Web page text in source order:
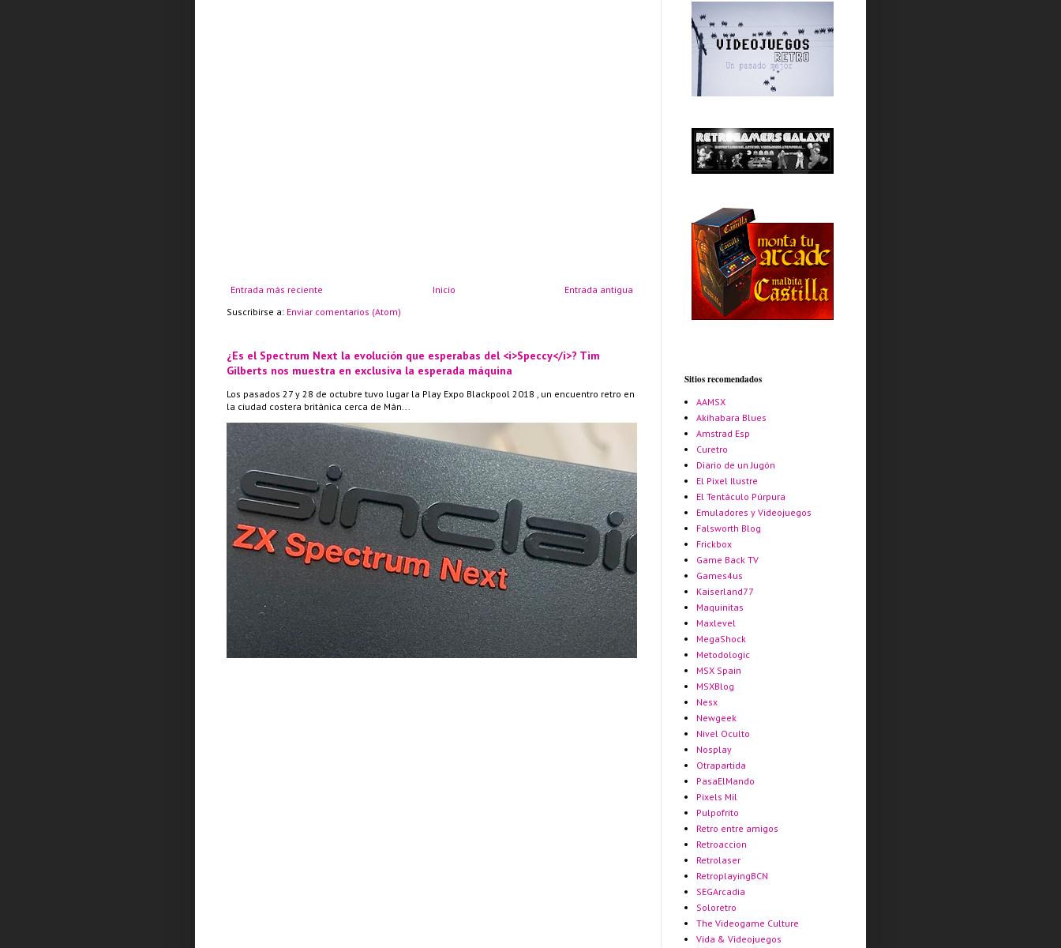
Entrada más reciente Entrada antigua
Inicio
Suscribirse a: Enviar comentarios (Atom)
¿Es el Spectrum Next la evolución que esperabas del <i>Speccy</i>? Tim
Gilberts nos muestra en exclusiva la esperada máquina
Los pasados 27 y 28 de octubre tuvo lugar la Play Expo Blackpool 2018 , un encuentro retro en
la ciudad costera británica cerca de Mán...
Sitios recomendados
AAMSX
Akihabara Blues
Amstrad Esp
Curetro
Diario de un Jugón
El Pixel Ilustre
El Tentáculo Púrpura
Emuladores y Videojuegos
Falsworth Blog
Frickbox
Game Back TV
Games4us
Kaiserland77
Maquinitas
Maxlevel
MegaShock
Metodologic
MSX Spain
MSXBlog
Nesx
Newgeek
Nivel Oculto
Nosplay
Otrapartida
PasaElMando
Pixels Mil
Pulpofrito
Retro entre amigos
Retroaccion
Retrolaser
RetroplayingBCN
SEGArcadia
Soloretro
The Videogame Culture
Vida & Videojuegos